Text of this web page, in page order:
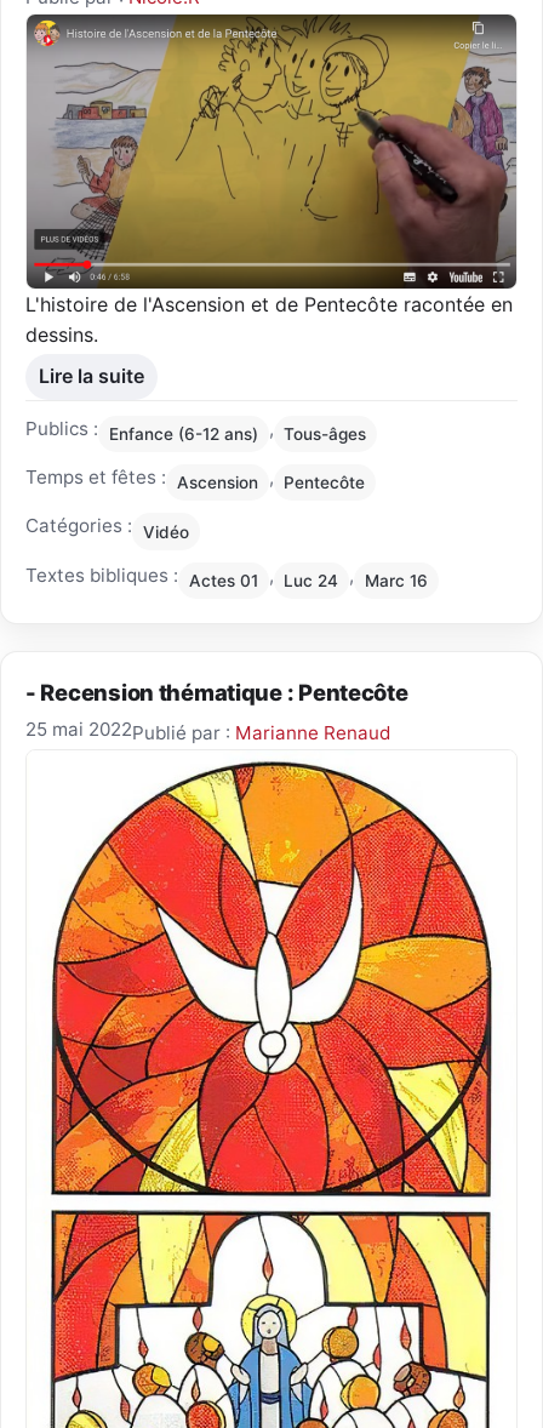
L'histoire de l'Ascension et de Pentecôte racontée en
dessins.
Lire la suite
Publics : Enfance (6-12 ans) , Tous-âges
Temps et fêtes : Ascension , Pentecôte
Catégories : Vidéo
Textes bibliques : Actes 01 , Luc 24 , Marc 16
- Recension thématique : Pentecôte
25 mai 2022Publié par : Marianne Renaud